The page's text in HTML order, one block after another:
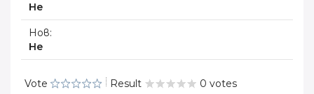
Не
Нов:
Не
Vote Result
0 votes